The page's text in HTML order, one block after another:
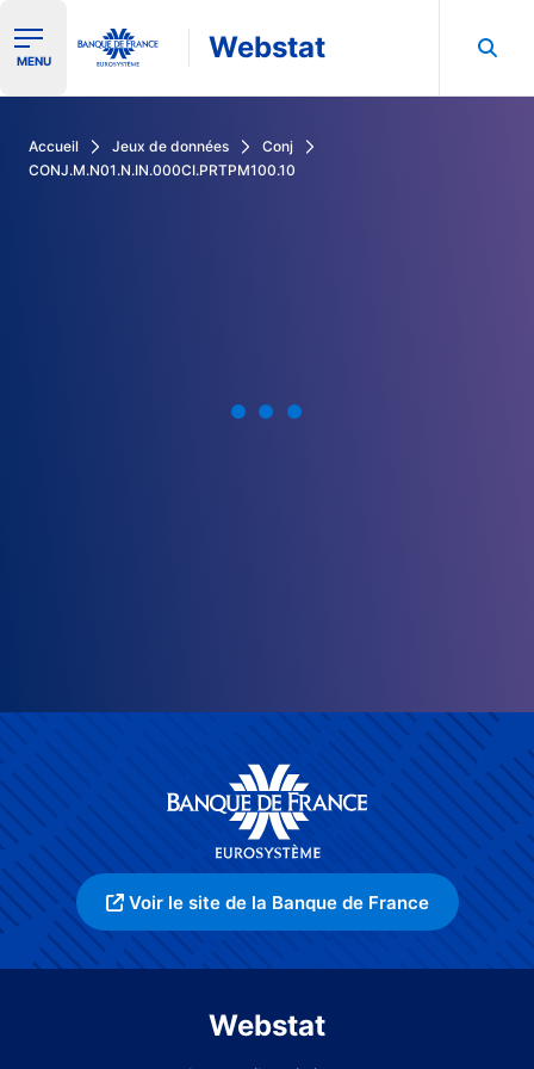
Ouvrir le menu de navigation
MENU Webstat
Accueil Jeux de données
Conj
CONJ.M.N01.N.IN.000CI.PRTPM100.10
Voir le site de la Banque de France
Webstat